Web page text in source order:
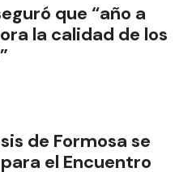
que “año a
la calidad de los
de Formosa se
el Encuentro